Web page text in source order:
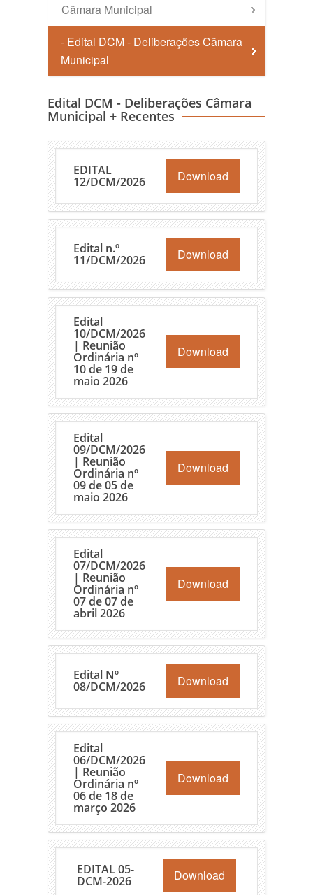
Câmara Municipal
- Edital DCM - Deliberações Câmara
Municipal
Edital DCM - Deliberações Câmara
Municipal + Recentes
EDITAL
12/DCM/2026 Download
Edital n.º
11/DCM/2026 Download
Edital
10/DCM/2026
| Reunião
Ordinária nº
10 de 19 de
maio 2026
Download
Edital
09/DCM/2026
| Reunião
Ordinária nº
09 de 05 de
maio 2026
Download
Edital
07/DCM/2026
| Reunião
Ordinária nº
07 de 07 de
abril 2026
Download
Edital Nº
08/DCM/2026 Download
Edital
06/DCM/2026
| Reunião
Ordinária nº
06 de 18 de
março 2026
Download
EDITAL 05-
DCM-2026 Download